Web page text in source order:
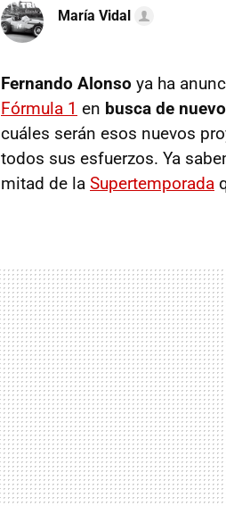
María Vidal
Fernando Alonso ya ha
Fórmula 1 en busca de
cuáles serán esos nuevos
todos sus esfuerzos. Ya
mitad de la Supertemporada